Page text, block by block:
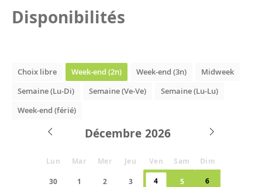
Disponibilités
Choix libre Week-end (2n) Week-end (3n)
Midweek
Semaine (Lu-Di)
Semaine (Ve-Ve)
Semaine (Lu-Lu)
Week-end (férié)
Décembre
Lun Mar Mer Jeu Ven Sam Dim
30 1 2 3 4 5 6